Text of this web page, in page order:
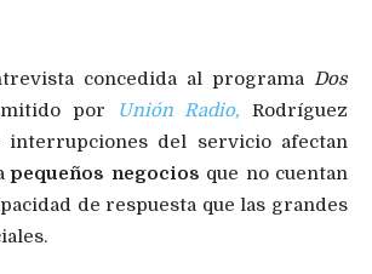
concedida al programa Dos
por Unión Radio, Rodríguez
interrupciones del servicio afectan
pequeños negocios que no cuentan
de respuesta que las grandes